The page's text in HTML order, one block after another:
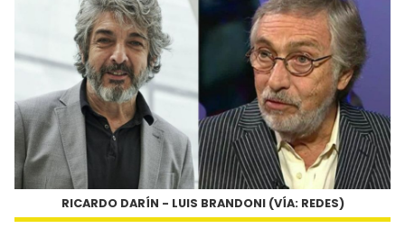
RICARDO DARÍN - LUIS BRANDONI (VÍA: REDES)